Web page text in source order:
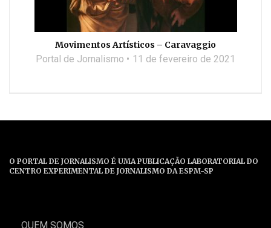
Movimentos Artísticos – Caravaggio
Portal de Jornalismo 11 de fevereiro de 2021
O PORTAL DE JORNALISMO É UMA PUBLICAÇÃO LABORATORIAL DO
CENTRO EXPERIMENTAL DE JORNALISMO DA ESPM-SP
QUEM SOMOS